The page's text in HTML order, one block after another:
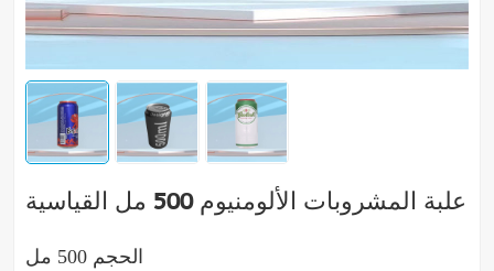
علبة المشروبات الألومنيوم 500 مل القياسية
الحجم 500 مل